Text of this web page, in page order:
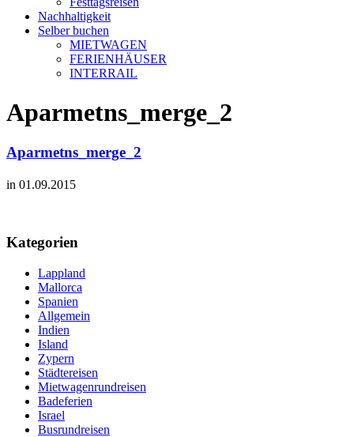
Nachhaltigkeit
Selber buchen
MIETWAGEN
FERIENHÄUSER
INTERRAIL
Aparmetns_merge_2
Aparmetns_merge_2
in 01.09.2015
Kategorien
Lappland
Mallorca
Spanien
Allgemein
Indien
Island
Zypern
Städtereisen
Mietwagenrundreisen
Badeferien
Israel
Busrundreisen